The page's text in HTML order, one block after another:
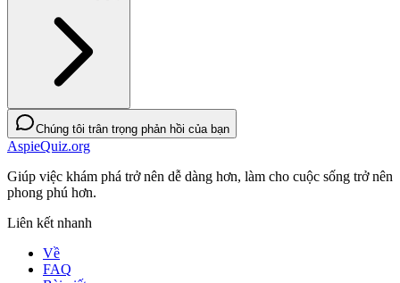
Chúng tôi trân trọng phản hồi của bạn
AspieQuiz.org
Giúp việc khám phá trở nên dễ dàng hơn, làm cho cuộc sống trở nên
phong phú hơn.
Liên kết nhanh
Về
FAQ